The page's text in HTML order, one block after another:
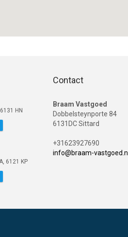
Putstraat 84
Sittard Putstraat 84
HN
Barbarahof 4A
Barbarahof 4A
6121 KP
Contact
Braam Vastgoed
Dobbelsteynporte 84
6131DC Sittard
+31623927690
info@braam-vastgoed.nl